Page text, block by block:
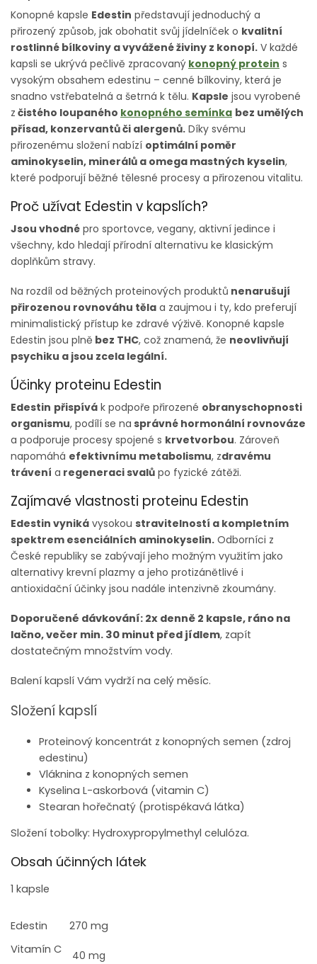
Konopné kapsle Edestin představují jednoduchý a
přirozený způsob, jak obohatit svůj jídelníček o kvalitní
rostlinné bílkoviny a vyvážené živiny z konopí. V každé
kapsli se ukrývá pečlivě zpracovaný konopný protein s
vysokým obsahem edestinu – cenné bílkoviny, která je
snadno vstřebatelná a šetrná k tělu. Kapsle jsou vyrobené
z čistého loupaného konopného semínka bez umělých
přísad, konzervantů či alergenů. Díky svému
přirozenému složení nabízí optimální poměr
aminokyselin, minerálů a omega mastných kyselin,
které podporují běžné tělesné procesy a přirozenou vitalitu.
Proč užívat Edestin v kapslích?
Jsou vhodné pro sportovce, vegany, aktivní jedince i
všechny, kdo hledají přírodní alternativu ke klasickým
doplňkům stravy.
Na rozdíl od běžných proteinových produktů nenarušují
přirozenou rovnováhu těla a zaujmou i ty, kdo preferují
minimalistický přístup ke zdravé výživě. Konopné kapsle
Edestin jsou plně bez THC, což znamená, že neovlivňují
psychiku a jsou zcela legální.
Účinky proteinu Edestin
Edestin přispívá k podpoře přirozené obranyschopnosti
organismu, podílí se na správné hormonální rovnováze
a podporuje procesy spojené s krvetvorbou. Zároveň
napomáhá efektivnímu metabolismu, zdravému
trávení a regeneraci svalů po fyzické zátěži.
Zajímavé vlastnosti proteinu Edestin
Edestin vyniká vysokou stravitelností a kompletním
spektrem esenciálních aminokyselin. Odborníci z
České republiky se zabývají jeho možným využitím jako
alternativy krevní plazmy a jeho protizánětlivé i
antioxidační účinky jsou nadále intenzivně zkoumány.
Doporučené dávkování: 2x denně 2 kapsle, ráno na
lačno, večer min. 30 minut před jídlem, zapít
dostatečným množstvím vody.
Balení kapslí Vám vydrží na celý měsíc.
Složení kapslí
Proteinový koncentrát z konopných semen (zdroj
edestinu)
Vláknina z konopných semen
Kyselina L-askorbová (vitamin C)
Stearan hořečnatý (protispékavá látka)
Složení tobolky: Hydroxypropylmethyl celulóza.
Obsah účinných látek
1 kapsle
Edestin
270 mg
Vitamín C
40 mg